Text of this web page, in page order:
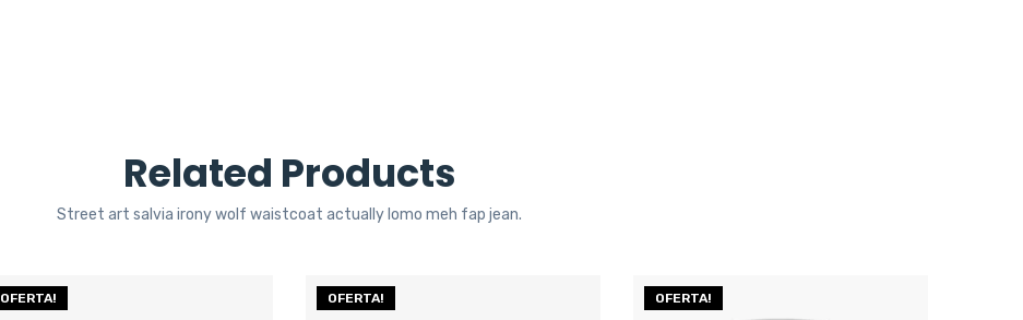
Related Products
Street art salvia irony wolf waistcoat actually lomo meh fap jean.
OFERTA! OFERTA! OFERTA!